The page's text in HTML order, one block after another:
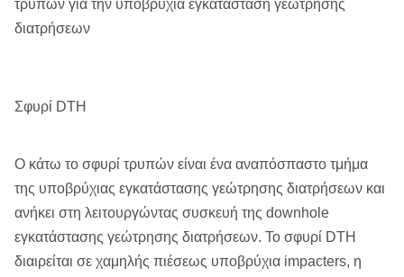
τρυπών για την υποβρύχια εγκατάσταση γεώτρησης
διατρήσεων
Σφυρί DTH
Ο κάτω το σφυρί τρυπών είναι ένα αναπόσπαστο τμήμα
της υποβρύχιας εγκατάστασης γεώτρησης διατρήσεων και
ανήκει στη λειτουργώντας συσκευή της downhole
εγκατάστασης γεώτρησης διατρήσεων. Το σφυρί DTH
διαιρείται σε χαμηλής πιέσεως υποβρύχια impacters, η